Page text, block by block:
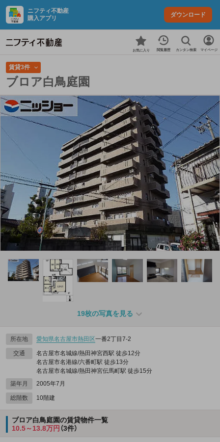
ニフティ不動産
購入アプリ
ダウンロード
お気に入り 閲覧履歴 カンタン検索 マイページ
賃貸3件
ブロア白鳥庭園
19枚の写真を見る
所在地 愛知県名古屋市熱田区一番2丁目7-2
交通
名古屋市名城線/熱田神宮西駅 徒歩12分
名古屋市名港線/六番町駅 徒歩13分
名古屋市名城線/熱田神宮伝馬町駅 徒歩15分
築年月
2005年7月
総階数 10階建
ブロア白鳥庭園の賃貸物件一覧
10.5～13.8万円（3件）